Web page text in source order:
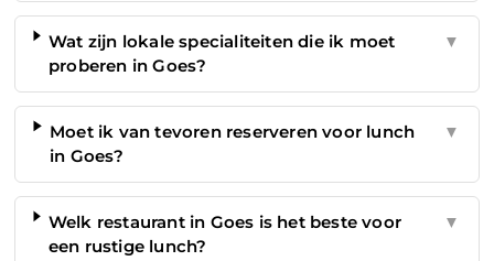
Wat zijn lokale specialiteiten die ik moet
proberen in Goes?
▼
Moet ik van tevoren reserveren voor lunch
in Goes?
▼
Welk restaurant in Goes is het beste voor
een rustige lunch?
▼